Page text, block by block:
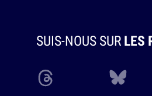
SUIS-NOUS SURLES